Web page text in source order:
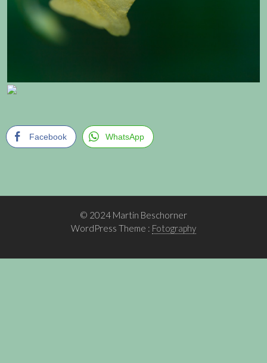
Facebook WhatsApp
© 2024 Martin Beschorner
WordPress Theme : Fotography